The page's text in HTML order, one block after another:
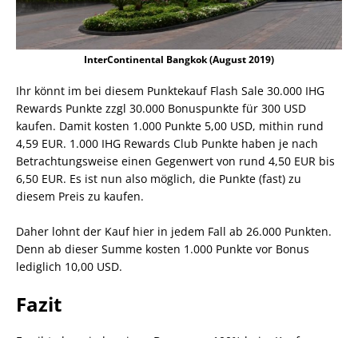
InterContinental Bangkok (August 2019)
Ihr könnt im bei diesem Punktekauf Flash Sale 30.000 IHG
Rewards Punkte zzgl 30.000 Bonuspunkte für 300 USD
kaufen. Damit kosten 1.000 Punkte 5,00 USD, mithin rund
4,59 EUR. 1.000 IHG Rewards Club Punkte haben je nach
Betrachtungsweise einen Gegenwert von rund 4,50 EUR bis
6,50 EUR. Es ist nun also möglich, die Punkte (fast) zu
diesem Preis zu kaufen.
Daher lohnt der Kauf hier in jedem Fall ab 26.000 Punkten.
Denn ab dieser Summe kosten 1.000 Punkte vor Bonus
lediglich 10,00 USD.
Fazit